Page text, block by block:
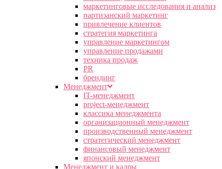
маркетинговые исследования и анализ
партизанский маркетинг
привлечение клиентов
стратегия маркетинга
управление маркетингом
управление продажами
техника продаж
PR
брендинг
Менеджмент
IT-менеджмент
project-менеджмент
классика менеджмента
организационный менеджмент
производственный менеджмент
стратегический менеджмент
финансовый менеджмент
японский менеджмент
Менеджмент и кадры